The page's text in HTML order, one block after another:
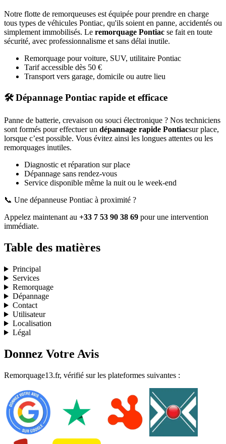
Notre flotte de remorqueuses est équipée pour prendre en charge
tous types de véhicules Pontiac, qu'ils soient en panne, accidentés ou
simplement immobilisés. Le remorquage Pontiac se fait en toute
sécurité, avec professionnalisme et sans délai inutile.
Remorquage pour voiture, SUV, utilitaire Pontiac
Tarif accessible dès 50 €
Transport vers garage, domicile ou autre lieu
🛠️ Dépannage Pontiac rapide et efficace
Panne de batterie, crevaison ou souci électronique ? Nos techniciens
sont formés pour effectuer un dépannage rapide Pontiacsur place,
lorsque c’est possible. Vous évitez ainsi les longues attentes ou les
remorquages inutiles.
Diagnostic et réparation sur place
Dépannage sans rendez-vous
Service disponible même la nuit ou le week-end
📞 Une dépanneuse Pontiac à proximité ?
Appelez maintenant au +33 7 53 90 38 69 pour une intervention
immédiate.
Table des matières
Principal
Services
Remorquage
Dépannage
Contact
Utilisateur
Localisation
Légal
Donnez Votre Avis
Remorquage13.fr, vérifié sur les plateformes suivantes :